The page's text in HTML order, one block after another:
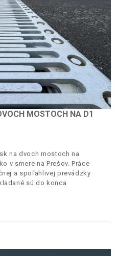
MOSTOCH NA D1
na dvoch mostoch na
v smere na Prešov. Práce
a spoľahlivej prevádzky
sú do konca